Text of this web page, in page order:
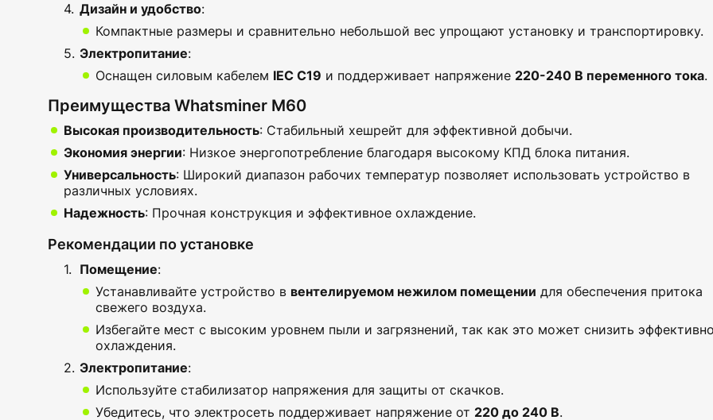
Дизайн и удобство:
Компактные размеры и сравнительно небольшой вес упрощают установку и транспортировку.
Электропитание:
Оснащен силовым кабелем IEC C19 и поддерживает напряжение 220-240 В переменного тока.
Преимущества Whatsminer M60
Высокая производительность: Стабильный хешрейт для эффективной добычи.
Экономия энергии: Низкое энергопотребление благодаря высокому КПД блока питания.
Универсальность: Широкий диапазон рабочих температур позволяет использовать устройство в
различных условиях.
Надежность: Прочная конструкция и эффективное охлаждение.
Рекомендации по установке
Помещение:
Устанавливайте устройство в вентелируемом нежилом помещении для обеспечения притока
свежего воздуха.
Избегайте мест с высоким уровнем пыли и загрязнений, так как это может снизить
охлаждения.
Электропитание:
Используйте стабилизатор напряжения для защиты от скачков.
Убедитесь, что электросеть поддерживает напряжение от 220 до 240 В.